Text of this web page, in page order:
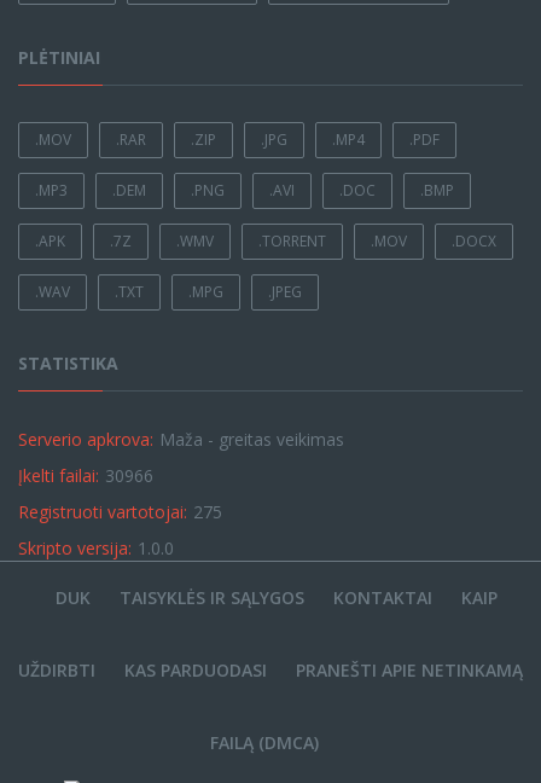
PLĖTINIAI
.MOV .RAR .ZIP .JPG .MP4 .PDF
.MP3 .DEM .PNG .AVI .DOC .BMP
.APK .7Z .WMV .TORRENT .MOV .DOCX
.WAV .TXT .MPG .JPEG
STATISTIKA
Serverio apkrova: Maža - greitas veikimas
Įkelti failai: 30966
Registruoti vartotojai: 275
Skripto versija: 1.0.0
DUK TAISYKLĖS IR SĄLYGOS KONTAKTAI KAIP
UŽDIRBTI KAS PARDUODASI PRANEŠTI APIE NETINKAMĄ
FAILĄ (DMCA)